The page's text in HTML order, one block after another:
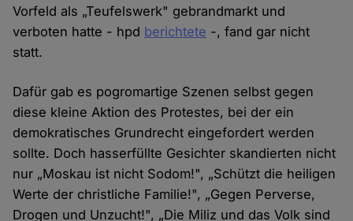
Vorfeld als „Teufelswerk" gebrandmarkt und
verboten hatte - hpd berichtete -, fand gar nicht
statt.
Dafür gab es pogromartige Szenen selbst gegen
diese kleine Aktion des Protestes, bei der ein
demokratisches Grundrecht eingefordert werden
sollte. Doch hasserfüllte Gesichter skandierten nicht
nur „Moskau ist nicht Sodom!", „Schützt die heiligen
Werte der christliche Familie!", „Gegen Perverse,
Drogen und Unzucht!", „Die Miliz und das Volk sind